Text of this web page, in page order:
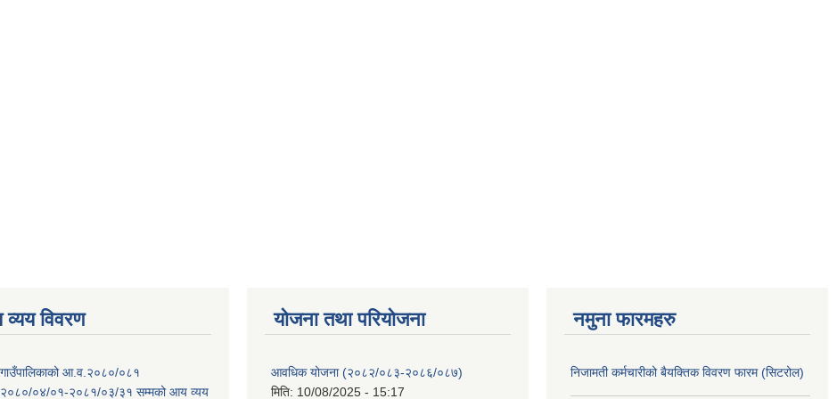
विवरण
गाउँपालिकाको आ.व.२०८०/०८१
०४/०१-२०८१/०३/३१ सम्मको आय व्यय
योजना तथा परियोजना
आवधिक योजना (२०८२/०८३-२०८६/०८७)
मिति: 10/08/2025 - 15:17
नमुना फारमहरु
निजामती कर्मचारीको बैयक्तिक विवरण फारम (सिटरोल)